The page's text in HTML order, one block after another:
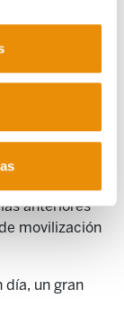
seguir
Para
de
anteriores
movilización
día, un gran